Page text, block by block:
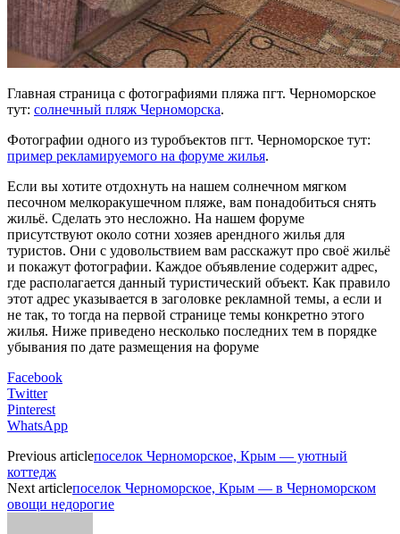
Главная страница с фотографиями пляжа пгт. Черноморское
тут: солнечный пляж Черноморска.
Фотографии одного из туробъектов пгт. Черноморское тут:
пример рекламируемого на форуме жилья.
Если вы хотите отдохнуть на нашем солнечном мягком
песочном мелкоракушечном пляже, вам понадобиться снять
жильё. Сделать это несложно. На нашем форуме
присутствуют около сотни хозяев арендного жилья для
туристов. Они с удовольствием вам расскажут про своё жильё
и покажут фотографии. Каждое объявление содержит адрес,
где располагается данный туристический объект. Как правило
этот адрес указывается в заголовке рекламной темы, а если и
не так, то тогда на первой странице темы конкретно этого
жилья. Ниже приведено несколько последних тем в порядке
убывания по дате размещения на форуме
Facebook
Twitter
Pinterest
WhatsApp
Previous articleпоселок Черноморское, Крым — уютный
коттедж
Next articleпоселок Черноморское, Крым — в Черноморском
овощи недорогие